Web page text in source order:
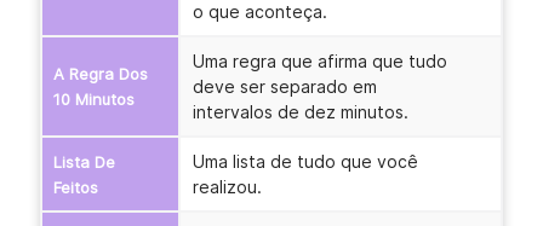
o que aconteça.
A Regra Dos
10 Minutos
Uma regra que afirma que tudo
deve ser separado em
intervalos de dez minutos.
Lista De
Feitos
Uma lista de tudo que você
realizou.